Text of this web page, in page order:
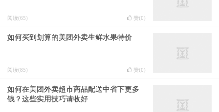
阅读(65) 赞(0)
如何买到划算的美团外卖生鲜水果特价
阅读(85) 赞(0)
如何在美团外卖超市商品配送中省下更多
钱？这些实用技巧请收好